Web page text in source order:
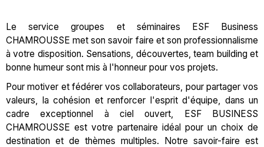
Le service groupes et séminaires ESF Business
CHAMROUSSE met son savoir faire et son professionnalisme
à votre disposition. Sensations, découvertes, team building et
bonne humeur sont mis à l'honneur pour vos projets.
Pour motiver et fédérer vos collaborateurs, pour partager vos
valeurs, la cohésion et renforcer l'esprit d'équipe, dans un
cadre exceptionnel à ciel ouvert, ESF BUSINESS
CHAMROUSSE est votre partenaire idéal pour un choix de
destination et de thèmes multiples. Notre savoir-faire est